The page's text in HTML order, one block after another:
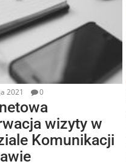
2021 0
wizyty w
Komunikacji